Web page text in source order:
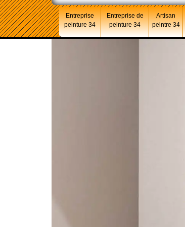
Entreprise
peinture 34
Entreprise de
peinture 34
Artisan
peintre 34